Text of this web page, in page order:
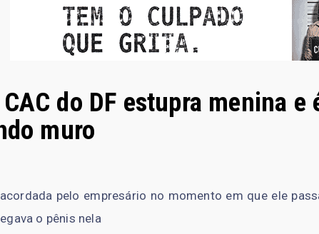
do DF estupra menina e
muro
pelo empresário no momento em que ele
o pênis nela